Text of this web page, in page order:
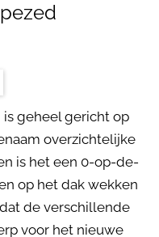
geheel gericht op
overzichtelijke
is het een 0-op-de-
op het dak wekken
de verschillende
voor het nieuwe